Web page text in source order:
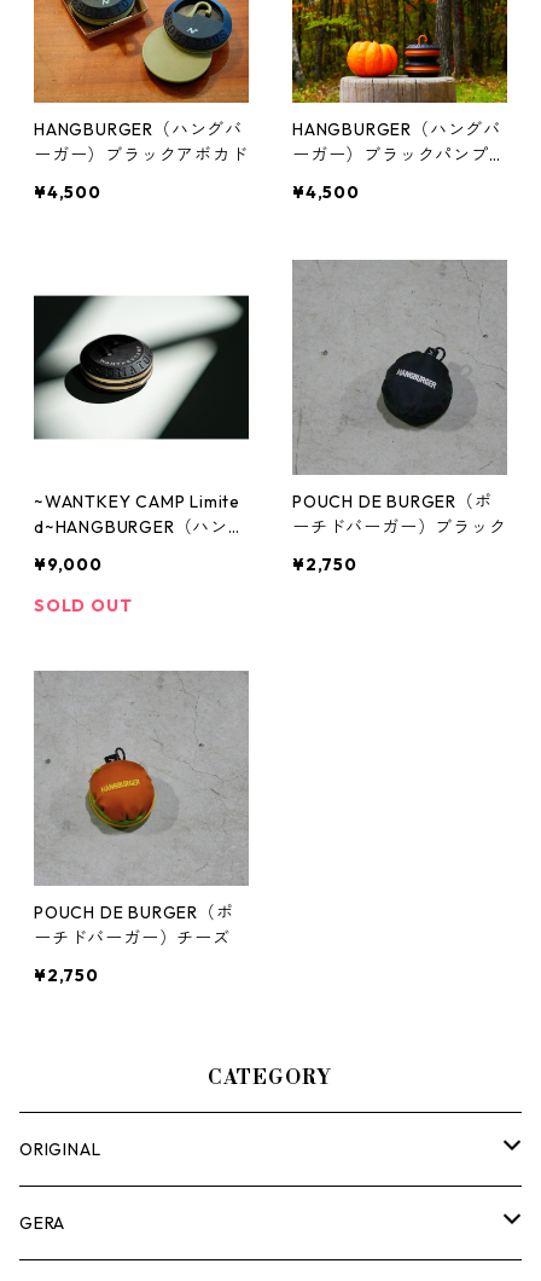
HANGBURGER（ハングバ
ーガー）ブラックアボカド
¥4,500
HANGBURGER（ハングバ
ーガー）ブラックパンプキ
¥4,500
~WANTKEY CAMP Limite
d~HANGBURGER（ハング
¥9,000
SOLD OUT
POUCH DE BURGER（ポ
ーチドバーガー）ブラック
¥2,750
POUCH DE BURGER（ポ
ーチドバーガー）チーズ
¥2,750
CATEGORY
ORIGINAL
ASOMATOUS
GERA